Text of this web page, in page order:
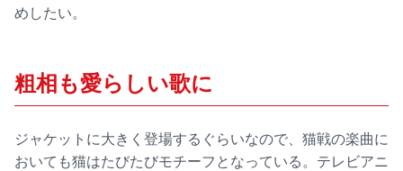
めしたい。
粗相も愛らしい歌に
ジャケットに大きく登場するぐらいなので、猫戦の楽曲に
おいても猫はたびたびモチーフとなっている。テレビアニ